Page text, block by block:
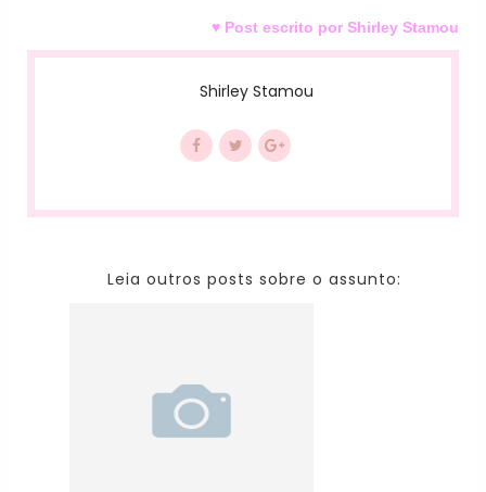
♥ Post escrito por Shirley Stamou
Shirley Stamou
Leia outros posts sobre o assunto: